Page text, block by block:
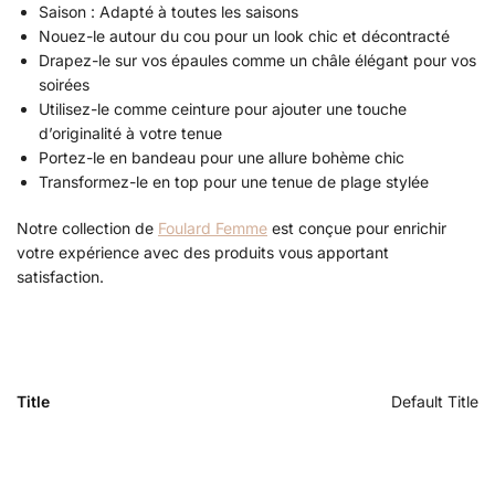
Saison : Adapté à toutes les saisons
Nouez-le autour du cou pour un look chic et décontracté
Drapez-le sur vos épaules comme un châle élégant pour vos
soirées
Utilisez-le comme ceinture pour ajouter une touche
d’originalité à votre tenue
Portez-le en bandeau pour une allure bohème chic
Transformez-le en top pour une tenue de plage stylée
Notre collection de Foulard Femme est conçue pour enrichir
votre expérience avec des produits vous apportant
satisfaction.
Title Default Title